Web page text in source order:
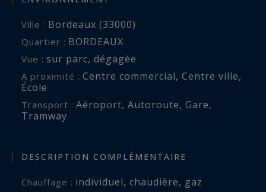
Immobilier de prestige, experts à Bordeaux et
ses environs.
maeva.nebout@bordeauxsothebysrealty.com
Les informations sur les risques auxquels ce
Ville : Bordeaux (33000)
Quartier : BORDEAUX
Vue : sur parc, dégagée
A proximité : Centre commercial, Centre ville,
École
Transport : Aéroport, Autoroute, Gare,
Tramway
DESCRIPTION COMPLÉMENTAIRE
Chauffage : individuel, chaudière, gaz